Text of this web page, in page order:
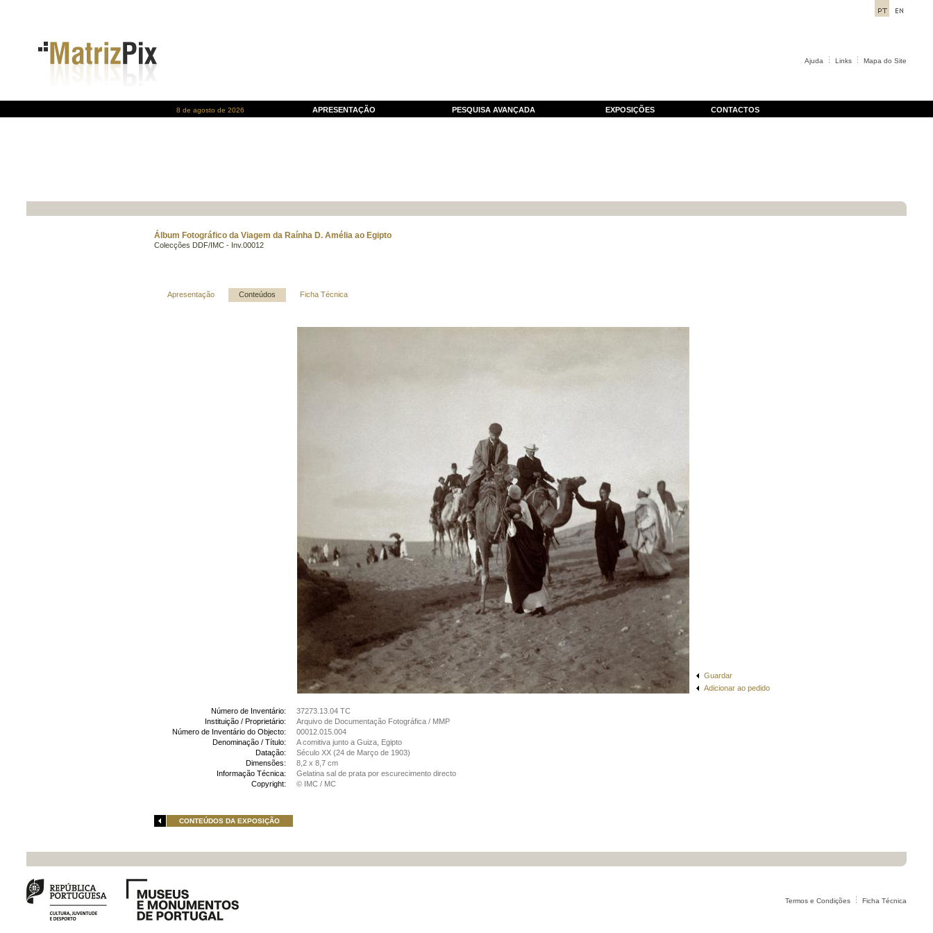
Ajuda Links Mapa do Site
8 de agosto de 2026 APRESENTAÇÃO PESQUISA AVANÇADA EXPOSIÇÕES CONTACTOS
Álbum Fotográfico da Viagem da Raínha D. Amélia ao Egipto
Colecções DDF/IMC - Inv.00012
Apresentação Conteúdos Ficha Técnica
Guardar
Adicionar ao pedido
Número de Inventário:
37273.13.04 TC
Instituição / Proprietário:
Arquivo de Documentação Fotográfica / MMP
Número de Inventário do Objecto:
00012.015.004
Denominação / Título:
A comitiva junto a Guiza, Egipto
Datação:
Século XX (24 de Março de 1903)
Dimensões:
8,2 x 8,7 cm
Informação Técnica:
Gelatina sal de prata por escurecimento directo
Copyright:
© IMC / MC
CONTEÚDOS DA EXPOSIÇÃO
Termos e Condições Ficha Técnica